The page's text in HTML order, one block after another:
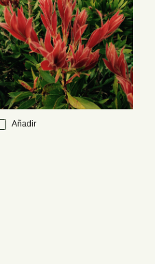
Añadir